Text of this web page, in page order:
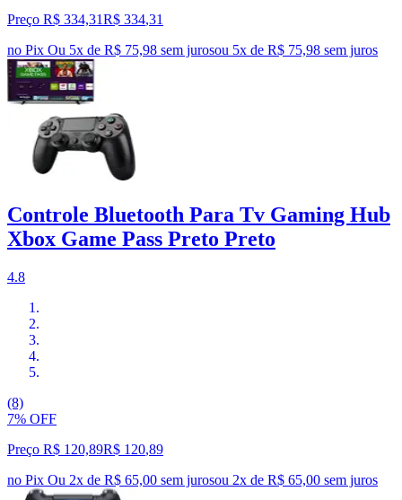
Preço R$ 334,31R$ 334,31
no Pix Ou 5x de R$ 75,98 sem jurosou 5x de R$ 75,98 sem juros
Controle Bluetooth Para Tv Gaming Hub
Xbox Game Pass Preto Preto
4.8
(8)
7% OFF
Preço R$ 120,89R$ 120,89
no Pix Ou 2x de R$ 65,00 sem jurosou 2x de R$ 65,00 sem juros